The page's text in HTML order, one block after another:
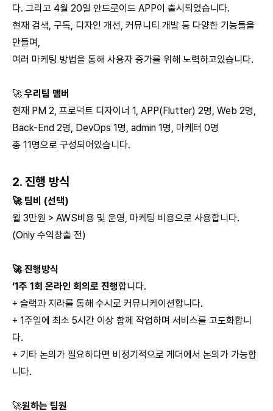
다. 그리고 4월 20일 안드로이드 APP이 출시되었습니다.
현재 검색, 구독, 디자인 개선, 커뮤니티 개발 등 다양한 기능들을
만들며,
여러 마케팅 방법을 통해 사용자 증가를 위해 노력하고있습니다.
🚀 우리팀 맴버
현재 PM 2, 프로덕트 디자이너 1, APP(Flutter) 2명, Web 2명,
Back-End 2명, DevOps 1명, admin 1명, 마케터 0명
총 11명으로 구성되어있습니다.
2. 진행 방식
🚀 팀비 (선택)
월 3만원 > AWS비용 및 운영, 마케팅 비용으로 사용합니다.
(Only 수익창출 전)
🚀 진행방식
‘1주 1회 온라인 회의로 진행합니다.
+ 슬랙과 지라를 통해 수시로 커뮤니케이션합니다.
+ 1주일에 최소 5시간 이상 함께 작업하며 서비스를 고도화합니
다.
+ 기타 논의가 필요하다면 비정기적으로 게더에서 논의가 가능합
니다.
🚀원하는 팀원